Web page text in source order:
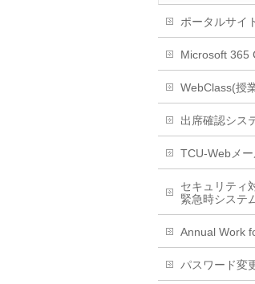
ポータルサイ
Microsoft 365
WebClass(授
出席確認シス
TCU-Webメ
セキュリティ
緊急時システ
Annual Work
パスワード変